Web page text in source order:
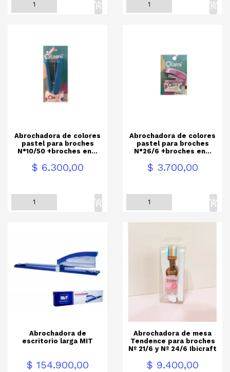
Abrochadora de colores
pastel para broches
N°10/50 +broches en...
Precio$ 6.300,00
Abrochadora de colores
pastel para broches
N°26/6 +broches en...
Precio$ 3.700,00
Abrochadora de
escritorio larga MIT
Precio$ 154.900,00
Abrochadora de mesa
Tendence para broches
Nº 21/6 y Nº 24/6 Ibicraft
Precio$ 9.400,00